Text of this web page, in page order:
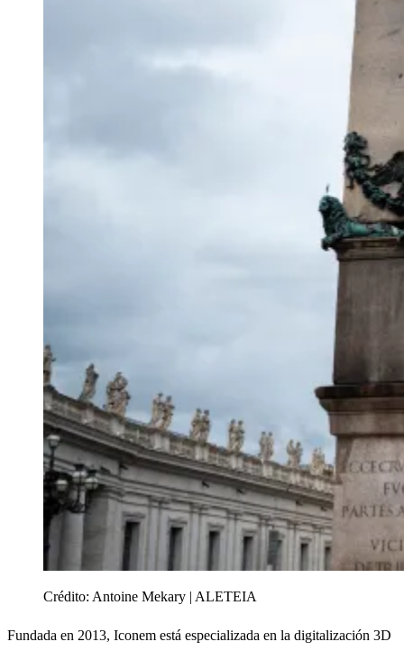
Crédito: Antoine Mekary | ALETEIA
Fundada en 2013, Iconem está especializada en la digitalización 3D